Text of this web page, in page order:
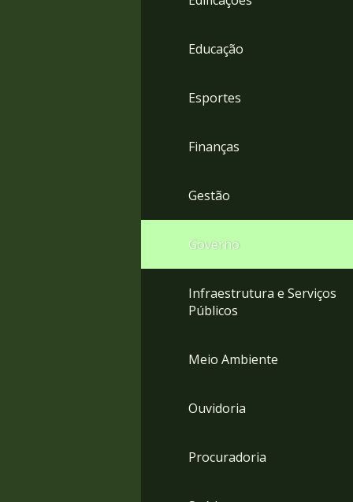
Educação
Esportes
Finanças
Gestão
Governo
Infraestrutura e Serviços
Públicos
Meio Ambiente
Ouvidoria
Procuradoria